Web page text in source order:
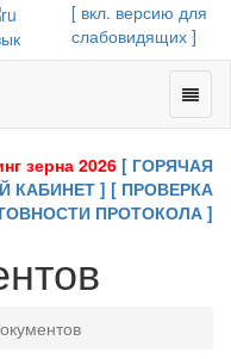
[ вкл. версию для
слабовидящих ]
Toggle
зерна 2026 [ ГОРЯЧАЯ
КАБИНЕТ ] [ ПРОВЕРКА
ПРОТОКОЛА ]